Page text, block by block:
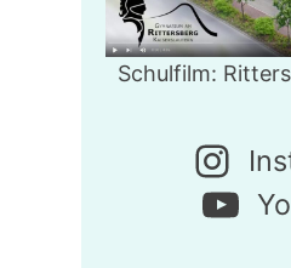
Schulfilm: